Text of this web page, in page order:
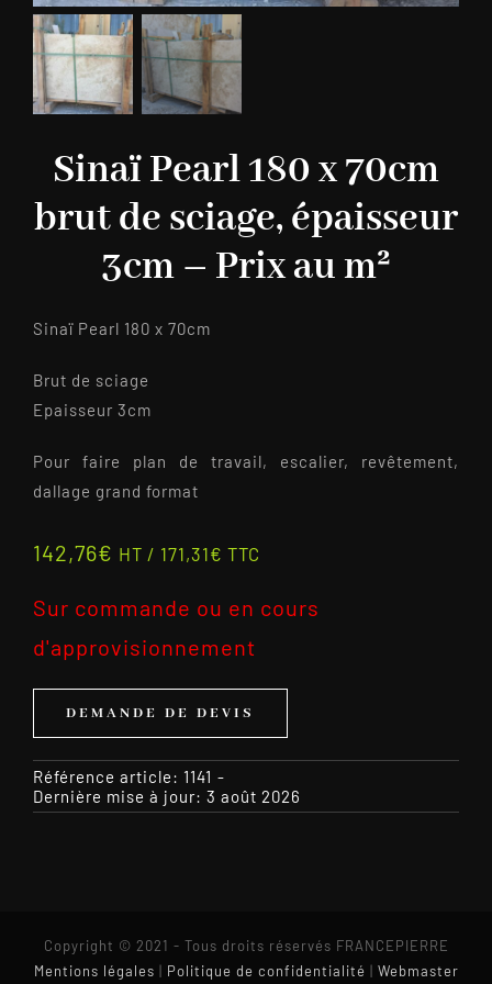
Sinaï Pearl 180 x 70cm
brut de sciage, épaisseur
3cm – Prix au m²
Sinaï Pearl 180 x 70cm
Brut de sciage
Epaisseur 3cm
Pour faire plan de travail, escalier, revêtement,
dallage grand format
142,76€ HT / 171,31€ TTC
Sur commande ou en cours
d'approvisionnement
DEMANDE DE DEVIS
Référence article: 1141 -
Dernière mise à jour: 3 août 2026
Copyright © 2021 - Tous droits réservés FRANCEPIERRE
Mentions légales | Politique de confidentialité | Webmaster